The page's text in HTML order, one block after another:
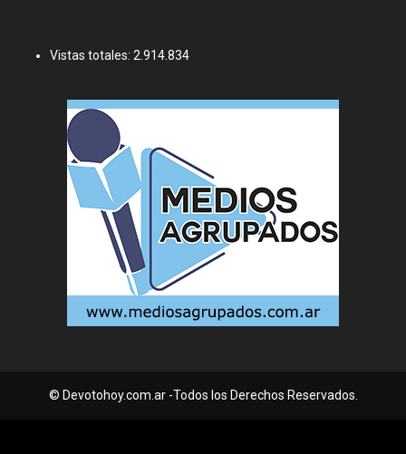
Vistas totales: 2.914.834
© Devotohoy.com.ar -Todos los Derechos Reservados.